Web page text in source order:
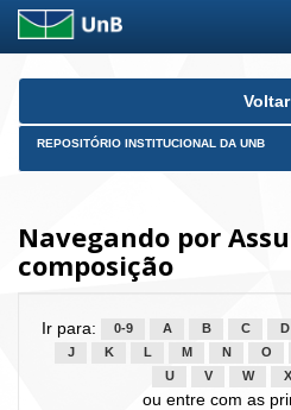
Skip
Voltar
REPOSITÓRIO INSTITUCIONAL DA UNB
Navegando por
composição
Ir para: 0-9 A B C D
J
K L M N O
U
V W X
ou entre com as